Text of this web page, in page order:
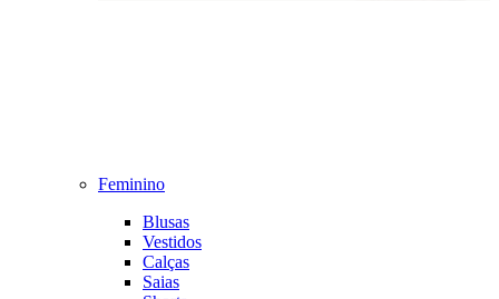
Feminino
Blusas
Vestidos
Calças
Saias